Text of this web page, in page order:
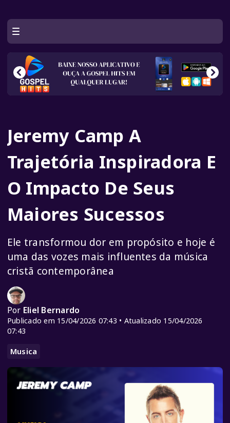
Jeremy Camp A
Trajetória Inspiradora E
O Impacto De Seus
Maiores Sucessos
Ele transformou dor em propósito e hoje é
uma das vozes mais influentes da música
cristã contemporânea
Por Eliel Bernardo
Publicado em 15/04/2026 07:43 • Atualizado 15/04/2026
07:43
Musica